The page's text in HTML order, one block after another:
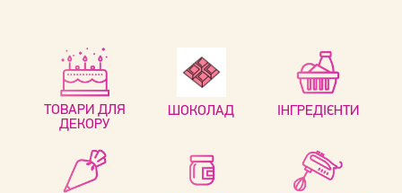
ТОВАРИ ДЛЯ
ДЕКОРУ
ШОКОЛАД ІНГРЕДІЄНТИ